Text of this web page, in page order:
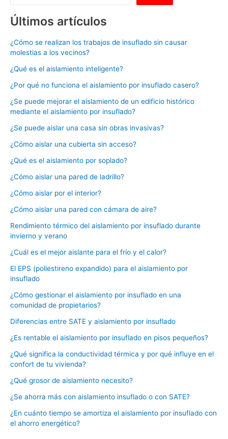
Últimos artículos
¿Cómo se realizan los trabajos de insuflado sin causar
molestias a los vecinos?
¿Qué es el aislamiento inteligente?
¿Por qué no funciona el aislamiento por insuflado casero?
¿Se puede mejorar el aislamiento de un edificio histórico
mediante el aislamiento por insuflado?
¿Se puede aislar una casa sin obras invasivas?
¿Cómo aislar una cubierta sin acceso?
¿Qué es el aislamiento por soplado?
¿Cómo aislar una pared de ladrillo?
¿Cómo aislar por el interior?
¿Cómo aislar una pared con cámara de aire?
Rendimiento térmico del aislamiento por insuflado durante
invierno y verano
¿Cuál es el mejor aislante para el frío y el calor?
El EPS (poliestireno expandido) para el aislamiento por
insuflado
¿Cómo gestionar el aislamiento por insuflado en una
comunidad de propietarios?
Diferencias entre SATE y aislamiento por insuflado
¿Es rentable el aislamiento por insuflado en pisos pequeños?
¿Qué significa la conductividad térmica y por qué influye en el
confort de tu vivienda?
¿Qué grosor de aislamiento necesito?
¿Se ahorra más con aislamiento insuflado o con SATE?
¿En cuánto tiempo se amortiza el aislamiento por insuflado con
el ahorro energético?